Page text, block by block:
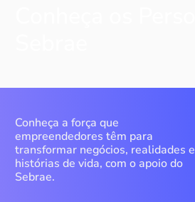
Conheça a força que
empreendedores têm para
transformar negócios, realidades e
histórias de vida, com o apoio do
Sebrae.